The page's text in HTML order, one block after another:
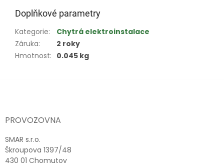
Doplňkové parametry
Kategorie:
Chytrá elektroinstalace
Záruka:
2 roky
Hmotnost: 0.045 kg
PROVOZOVNA
SMAR s.r.o.
Škroupova 1397/48
430 01 Chomutov